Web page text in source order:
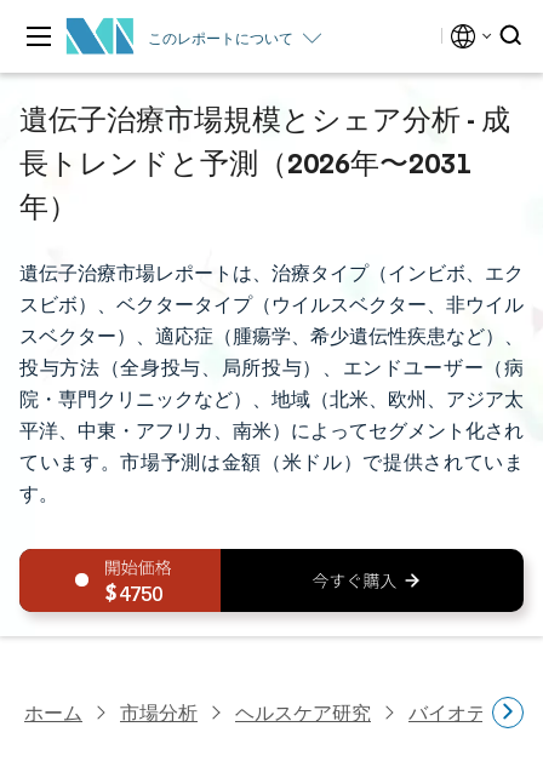
このレポートについて
遺伝子治療市場規模とシェア分析 - 成
長トレンドと予測（2026年〜2031
年）
遺伝子治療市場レポートは、治療タイプ（インビボ、エク
スビボ）、ベクタータイプ（ウイルスベクター、非ウイル
スベクター）、適応症（腫瘍学、希少遺伝性疾患など）、
投与方法（全身投与、局所投与）、エンドユーザー（病
院・専門クリニックなど）、地域（北米、欧州、アジア太
平洋、中東・アフリカ、南米）によってセグメント化され
ています。市場予測は金額（米ドル）で提供されていま
す。
4750
ホーム 市場分析 ヘルスケア研究 バイオテクノ